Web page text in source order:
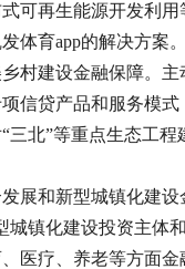
可再生能源开发利
体育app的解决方案
乡村建设金融保障。
信贷产品和服务模
三北”等重点生态工
发展和新型城镇化建
城镇化建设投资主
医疗、养老等方面金